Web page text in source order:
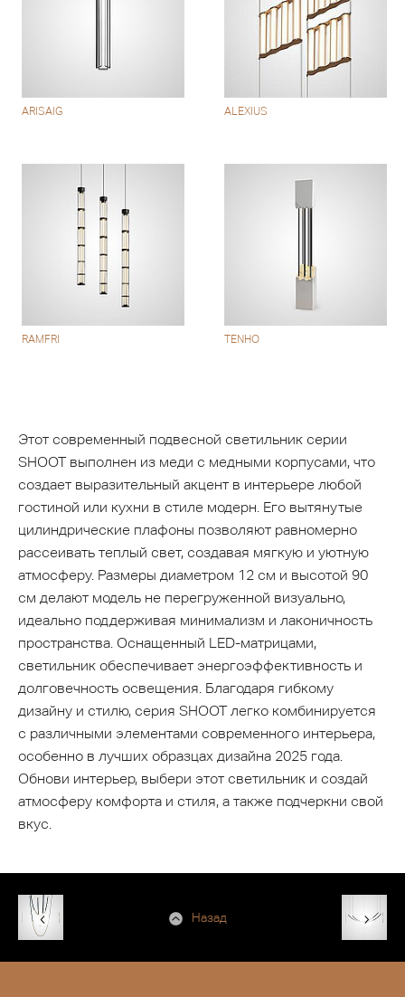
ARISAIG ALEXIUS
RAMFRI TENHO
Этот современный подвесной светильник серии
SHOOT выполнен из меди с медными корпусами, что
создает выразительный акцент в интерьере любой
гостиной или кухни в стиле модерн. Его вытянутые
цилиндрические плафоны позволяют равномерно
рассеивать теплый свет, создавая мягкую и уютную
атмосферу. Размеры диаметром 12 см и высотой 90
см делают модель не перегруженной визуально,
идеально поддерживая минимализм и лаконичность
пространства. Оснащенный LED-матрицами,
светильник обеспечивает энергоэффективность и
долговечность освещения. Благодаря гибкому
дизайну и стилю, серия SHOOT легко комбинируется
с различными элементами современного интерьера,
особенно в лучших образцах дизайна 2025 года.
Обнови интерьер, выбери этот светильник и создай
атмосферу комфорта и стиля, а также подчеркни свой
вкус.
Назад